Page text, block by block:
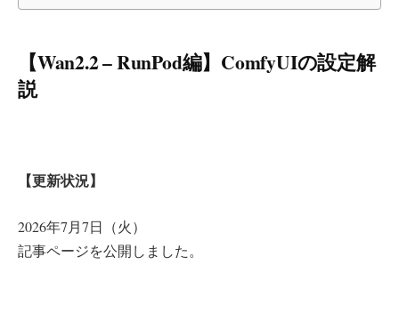
【Wan2.2 – RunPod編】ComfyUIの設定解
説
【更新状況】
2026年7月7日（火）
記事ページを公開しました。